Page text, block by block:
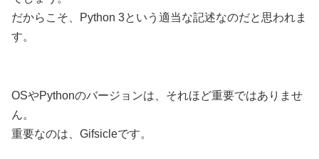
だからこそ、Python 3という適当な記述なのだと思われま
す。
OSやPythonのバージョンは、それほど重要ではありませ
ん。
重要なのは、Gifsicleです。